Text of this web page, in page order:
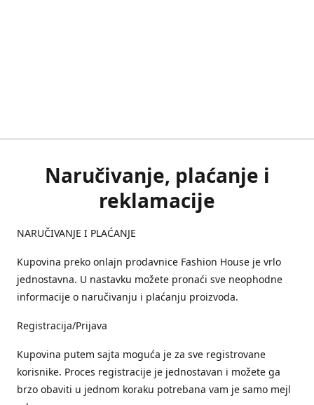
Naručivanje, plaćanje i
reklamacije
NARUČIVANJE I PLAĆANJE
Kupovina preko onlajn prodavnice Fashion House je vrlo
jednostavna. U nastavku možete pronaći sve neophodne
informacije o naručivanju i plaćanju proizvoda.
Registracija/Prijava
Kupovina putem sajta moguća je za sve registrovane
korisnike. Proces registracije je jednostavan i možete ga
brzo obaviti u jednom koraku potrebana vam je samo mejl